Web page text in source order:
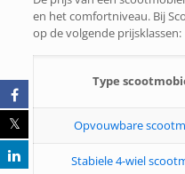
en het comfortniveau. Bij
op de volgende prijsklassen:
Type
Opvouwbare
Stabiele 4-wiel